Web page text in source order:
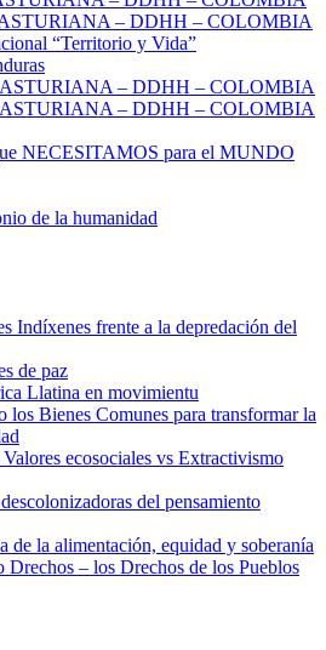
– DDHH – COLOMBIA
“Territorio y Vida”
– DDHH – COLOMBIA
– DDHH – COLOMBIA
NECESITAMOS para el MUNDO
de la humanidad
Indíxenes frente a la depredación del
de paz
Llatina en movimientu
los Bienes Comunes para transformar la
ecosociales vs Extractivismo
del pensamiento
de la alimentación, equidad y soberanía
Drechos – los Drechos de los Pueblos